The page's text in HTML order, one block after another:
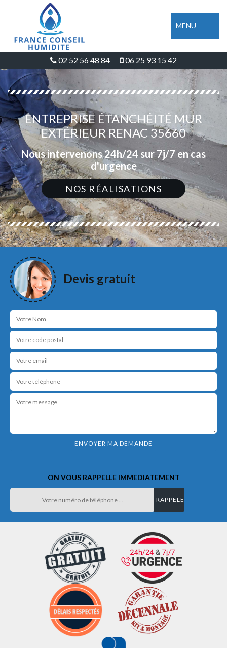
MENU
02 52 56 48 84 06 25 93 15 42
ENTREPRISE ÉTANCHÉITÉ MUR
EXTÉRIEUR RENAC 35660
Nous intervenons 24h/24 sur 7j/7 en cas
d'urgence
NOS RÉALISATIONS
Devis gratuit
ON VOUS RAPPELLE IMMEDIATEMENT